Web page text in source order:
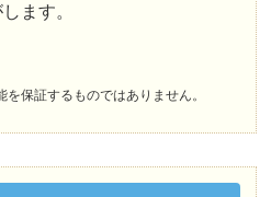
ます。
保証するものではありません。